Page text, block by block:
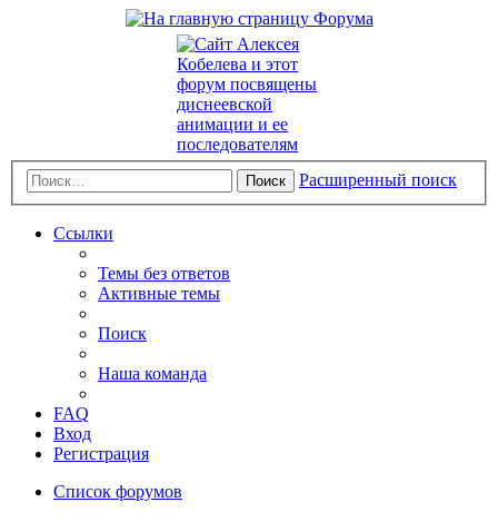
Поиск Расширенный поиск
Ссылки
Темы без ответов
Активные темы
Поиск
Наша команда
FAQ
Вход
Регистрация
Список форумов